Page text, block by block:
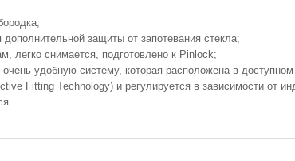
защиты от запотевания стекла;
легко снимается, подготовлено к Pinlock;
удобную систему, которая расположена в
Fitting Technology) и регулируется в зависимости от